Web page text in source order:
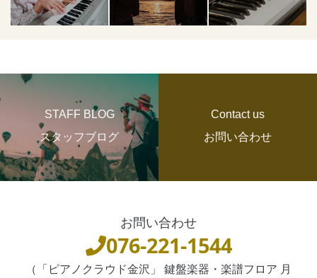
STAFF BLOG
スタッフブログ
Contact us
お問い合わせ
お問い合わせ
076-221-1544
（「ピアノクラウド金沢」 鍵盤楽器・楽譜フロア 月